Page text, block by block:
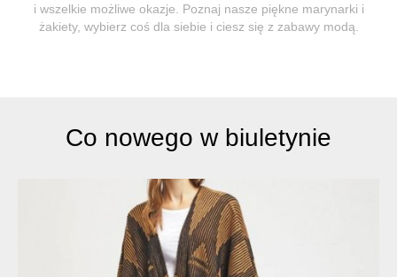
i wszelkie możliwe okazje. Poznaj nasze piękne marynarki i
żakiety, wybierz coś dla siebie i ciesz się z zabawy modą.
Co nowego w biuletynie